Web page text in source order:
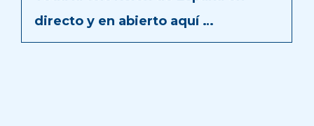
directo y en abierto aquí …